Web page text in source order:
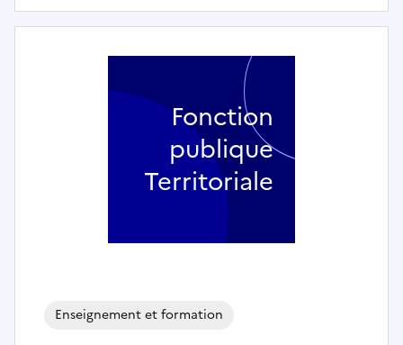
Enseignement et formation
Fonction
publique
Territoriale